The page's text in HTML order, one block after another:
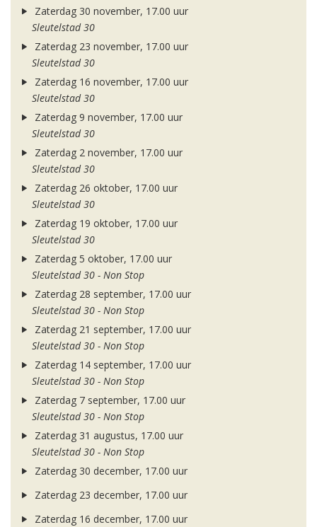
Zaterdag 30 november, 17.00 uur
Sleutelstad 30
Zaterdag 23 november, 17.00 uur
Sleutelstad 30
Zaterdag 16 november, 17.00 uur
Sleutelstad 30
Zaterdag 9 november, 17.00 uur
Sleutelstad 30
Zaterdag 2 november, 17.00 uur
Sleutelstad 30
Zaterdag 26 oktober, 17.00 uur
Sleutelstad 30
Zaterdag 19 oktober, 17.00 uur
Sleutelstad 30
Zaterdag 5 oktober, 17.00 uur
Sleutelstad 30 - Non Stop
Zaterdag 28 september, 17.00 uur
Sleutelstad 30 - Non Stop
Zaterdag 21 september, 17.00 uur
Sleutelstad 30 - Non Stop
Zaterdag 14 september, 17.00 uur
Sleutelstad 30 - Non Stop
Zaterdag 7 september, 17.00 uur
Sleutelstad 30 - Non Stop
Zaterdag 31 augustus, 17.00 uur
Sleutelstad 30 - Non Stop
Zaterdag 30 december, 17.00 uur
Zaterdag 23 december, 17.00 uur
Zaterdag 16 december, 17.00 uur